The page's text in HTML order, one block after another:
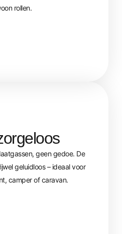
rollen.
geen gedoe. De
geluidloos – ideaal voor
camper of caravan.